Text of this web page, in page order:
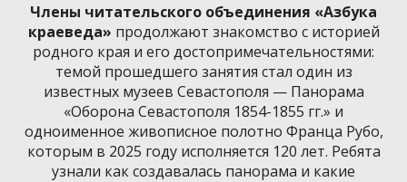
Члены читательского объединения «Азбука
краеведа» продолжают знакомство с историей
родного края и его достопримечательностями:
темой прошедшего занятия стал один из
известных музеев Севастополя — Панорама
«Оборона Севастополя 1854-1855 гг.» и
одноименное живописное полотно Франца Рубо,
которым в 2025 году исполняется 120 лет. Ребята
узнали как создавалась панорама и какие